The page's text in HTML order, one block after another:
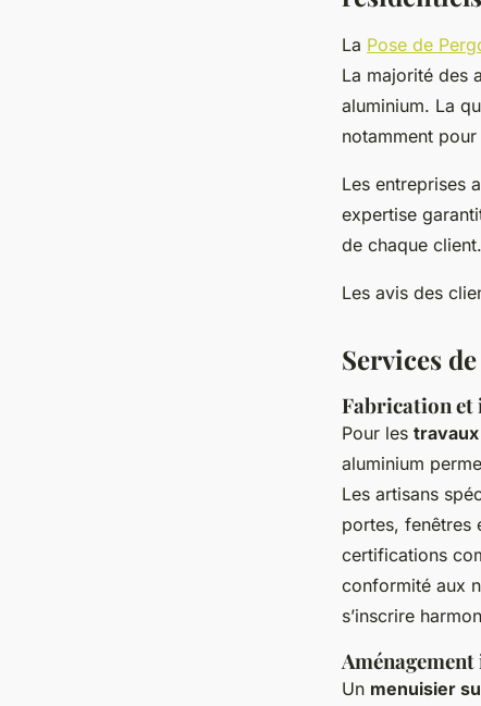
La Pose de
La majorité des
aluminium. La
notamment
Les entreprises
expertise
de chaque client.
Les avis des
Services
Fabrication et
Pour les
aluminium
Les artisans
portes, fenêtres
certifications
conformité aux
s’inscrire
Un menuisier